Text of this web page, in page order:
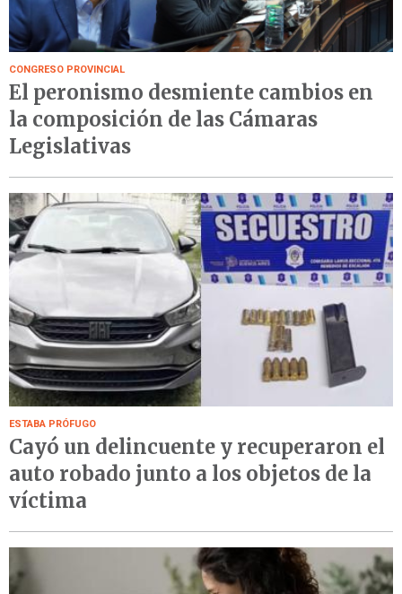
CONGRESO PROVINCIAL
El peronismo desmiente cambios en
la composición de las Cámaras
Legislativas
ESTABA PRÓFUGO
Cayó un delincuente y recuperaron el
auto robado junto a los objetos de la
víctima